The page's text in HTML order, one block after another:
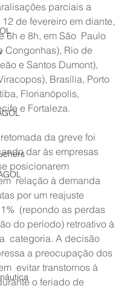
parciais a
de fevereiro em diante,
6h e 8h, em São  Paulo
Congonhas), Rio de
e Santos Dumont),
Brasília, Porto
Florianópolis,
e Fortaleza.
da greve foi
dar às empresas
posicionarem
relação à demanda
por um reajuste
(repondo as perdas
do período) retroativo à
categoria. A decisão
a preocupação dos
evitar transtornos à
o feriado de